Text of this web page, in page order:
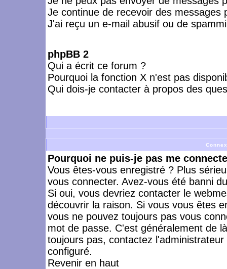
Je continue de recevoir des messages
J'ai reçu un e-mail abusif ou de
phpBB 2
Qui a écrit ce forum ?
Pourquoi la fonction X n'est pas
Qui dois-je contacter à propos des
Pourquoi ne puis-je pas me
Vous êtes-vous enregistré ? Plus
vous connecter. Avez-vous été banni
Si oui, vous devriez contacter le
découvrir la raison. Si vous vous êtes
vous ne pouvez toujours pas vous
mot de passe. C'est généralement de
toujours pas, contactez
configuré.
Revenir en haut